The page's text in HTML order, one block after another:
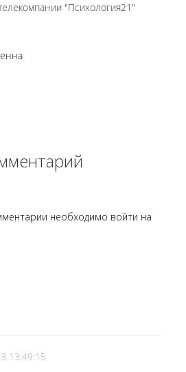
"Психология21"
необходимо войти на
13:49:15